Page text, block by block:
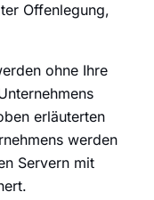
Offenlegung,
ohne Ihre
erläuterten
werden
Servern mit